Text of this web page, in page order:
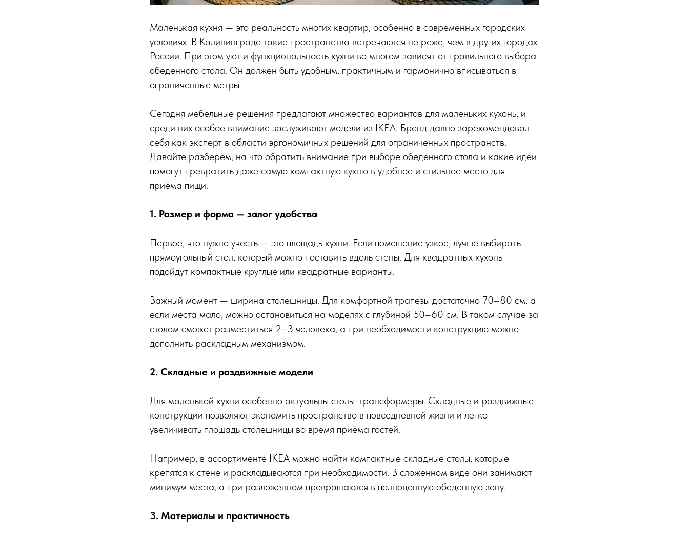
Маленькая кухня — это реальность многих квартир, особенно в современных городских
условиях. В Калининграде такие пространства встречаются не реже, чем в других городах
России. При этом уют и функциональность кухни во многом зависят от правильного выбора
обеденного стола. Он должен быть удобным, практичным и гармонично вписываться в
ограниченные метры.
Сегодня мебельные решения предлагают множество вариантов для маленьких кухонь, и
среди них особое внимание заслуживают модели из IKEA. Бренд давно зарекомендовал
себя как эксперт в области эргономичных решений для ограниченных пространств.
Давайте разберём, на что обратить внимание при выборе обеденного стола и какие идеи
помогут превратить даже самую компактную кухню в удобное и стильное место для
приёма пищи.
1. Размер и форма — залог удобства
Первое, что нужно учесть — это площадь кухни. Если помещение узкое, лучше выбирать
прямоугольный стол, который можно поставить вдоль стены. Для квадратных кухонь
подойдут компактные круглые или квадратные варианты.
Важный момент — ширина столешницы. Для комфортной трапезы достаточно 70–80 см, а
если места мало, можно остановиться на моделях с глубиной 50–60 см. В таком случае за
столом сможет разместиться 2–3 человека, а при необходимости конструкцию можно
дополнить раскладным механизмом.
2. Складные и раздвижные модели
Для маленькой кухни особенно актуальны столы-трансформеры. Складные и раздвижные
конструкции позволяют экономить пространство в повседневной жизни и легко
увеличивать площадь столешницы во время приёма гостей.
Например, в ассортименте IKEA можно найти компактные складные столы, которые
крепятся к стене и раскладываются при необходимости. В сложенном виде они занимают
минимум места, а при разложенном превращаются в полноценную обеденную зону.
3. Материалы и практичность